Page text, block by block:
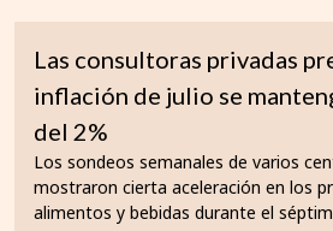
Las consultoras privadas
inflación de julio se
del 2%
Los sondeos semanales de varios
mostraron cierta aceleración en los
alimentos y bebidas durante el